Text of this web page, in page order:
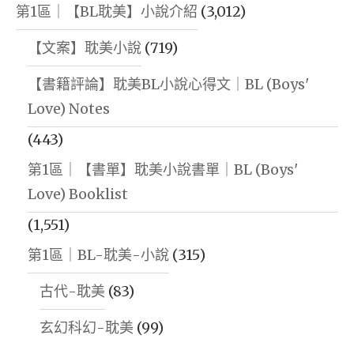
第1區｜【BL耽美】小說介紹 (3,012)
【文案】耽美小說 (719)
【書籍評論】耽美BL小說心得文｜BL (Boys'
Love) Notes
(443)
第1區｜【書單】耽美小說書單｜BL (Boys'
Love) Booklist
(1,551)
第1區｜BL-耽美-小說 (315)
古代-耽美 (83)
玄幻科幻-耽美 (99)